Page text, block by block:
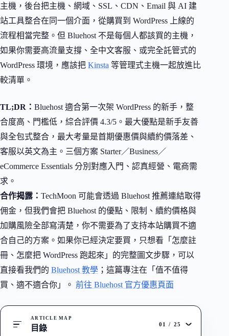
主機，後台把主機、網域、SSL、CDN、Email 與 AI 建
站工具整合在同一個介面，從購買到 WordPress 上線的
流程相當完整。但 Bluehost 不是每個人都該買的主機，
如果你需要高流量支撐、全中文客服、或完全託管式的
WordPress 環境，應該把 Kinsta 等管理式主機一起放進比
較清單。
TL;DR： Bluehost 適合第一次架 WordPress 的新手，整
合度高、門檻低，綜合評價 4.3/5。最大優點是新手友善
與全包式整合，最大考量是首期優惠價與續約價落差、
客服以英文為主。三個方案 Starter／Business／
eCommerce Essentials 分別對應入門、認真經營、電商需
求。
合作揭露： TechMoon 可能會透過 Bluehost 推薦連結取得
佣金，但我們會把 Bluehost 的優點、限制、續約價格與
加購風險全部寫清楚，你不需要為了支持本站購買不適
合自己的方案。如果你已經決定要買，只想看「怎麼註
冊、怎麼把 WordPress 跑起來」的完整圖文步驟，可以
直接看我們的 Bluehost 教學 ；這篇專注在「值不值得
買、適不適合你」。 前往 Bluehost 官方優惠頁面
ARTICLE MAP
目錄 01 / 25